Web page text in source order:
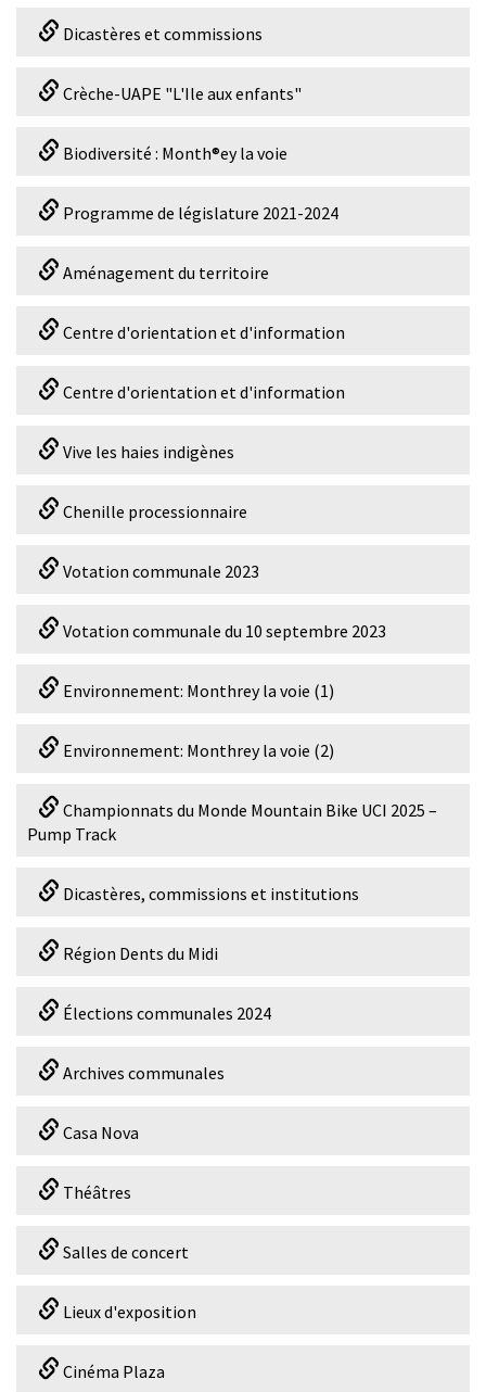
Dicastères et commissions
Crèche-UAPE "L'Ile aux enfants"
Biodiversité : Month®ey la voie
Programme de législature 2021-2024
Aménagement du territoire
Centre d'orientation et d'information
Centre d'orientation et d'information
Vive les haies indigènes
Chenille processionnaire
Votation communale 2023
Votation communale du 10 septembre 2023
Environnement: Monthrey la voie (1)
Environnement: Monthrey la voie (2)
Championnats du Monde Mountain Bike UCI 2025 –
Pump Track
Dicastères, commissions et institutions
Région Dents du Midi
Élections communales 2024
Archives communales
Casa Nova
Théâtres
Salles de concert
Lieux d'exposition
Cinéma Plaza